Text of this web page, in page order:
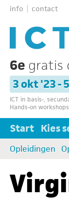
info contact
6e gratis
3 okt '23 -
ICT in basis-,
Hands-on
Start Kies
Opleidingen